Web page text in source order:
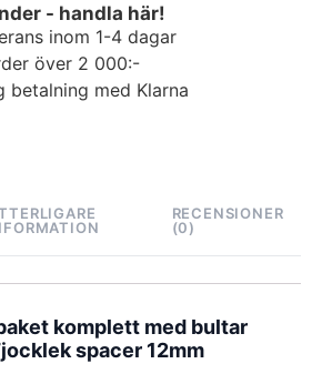
- handla här!
inom 1-4 dagar
över 2 000:-
betalning med Klarna
RECENSIONER
(0)
komplett med bultar
spacer 12mm